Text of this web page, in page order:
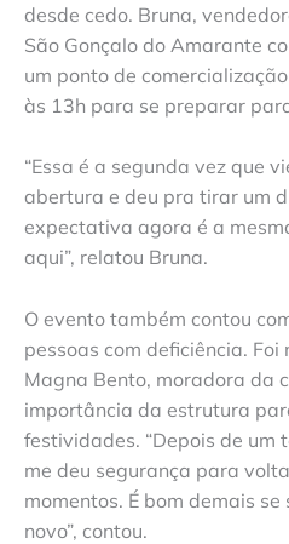
desde cedo. Bruna,
São Gonçalo do Amarante
um ponto de
às 13h para se preparar
“Essa é a segunda vez que
abertura e deu pra tirar um
expectativa agora é a
aqui”, relatou Bruna.
O evento também contou
pessoas com deficiência.
Magna Bento, moradora da
importância da estrutura
festividades. “Depois de um
me deu segurança para
momentos. É bom demais
novo”, contou.